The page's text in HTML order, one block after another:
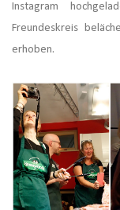
Instagram
Freundeskreis
erhoben.